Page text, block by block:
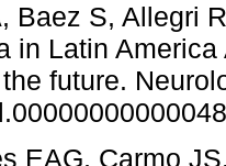
Baez S, Allegri
in Latin
future.
EAG, Carmo